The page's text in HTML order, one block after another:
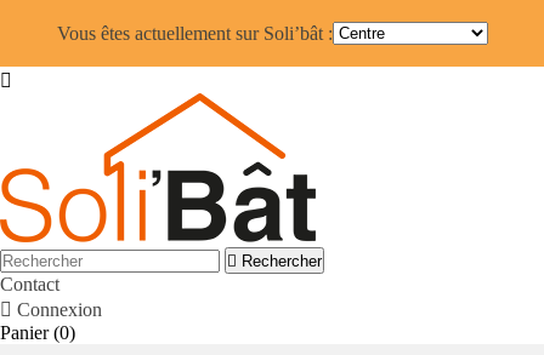
Vous êtes actuellement sur Soli’bât :

 Rechercher
Contact
 Connexion
Panier (0)